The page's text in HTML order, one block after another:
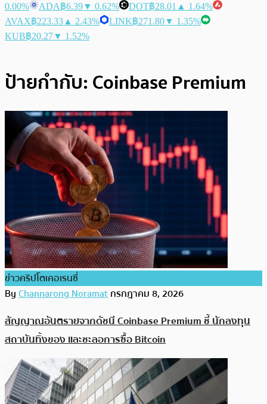
0.00%
ADA฿6.39▼ 0.62% DOT฿28.01 ▲ 1.64%
AVAX฿223.33 ▲ 2.43% LINK฿271.80▼ 1.35%
KUB฿20.27▼ 1.52%
ป้ายกำกับ: Coinbase Premium
ข่าวคริปโตเคอเรนซี่
ByChannarong Noramatกรกฎาคม 8, 2026
สัญญาณอันตรายจากดัชนี Coinbase Premium ชี้ นักลงทุน
สถาบันทิ้งของ และชะลอการซื้อ Bitcoin